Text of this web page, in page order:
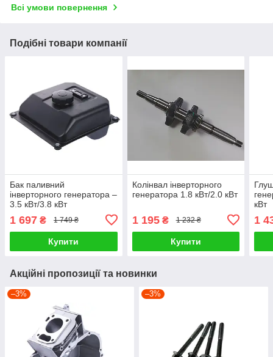
Всі умови повернення
Подібні товари компанії
Бак паливний
інверторного генератора –
3.5 кВт/3.8 кВт
1 697 ₴ 1 749 ₴
Купити
Колінвал інверторного
генератора 1.8 кВт/2.0 кВт
1 195₴ 1 232 ₴
Купити
кВт
1
Акційні пропозиції та новинки
–3% –3%